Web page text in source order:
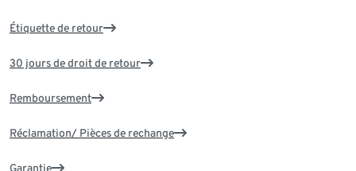
Étiquette de retour
30 jours de droit de retour
Remboursement
Réclamation/ Pièces de rechange
Garantie